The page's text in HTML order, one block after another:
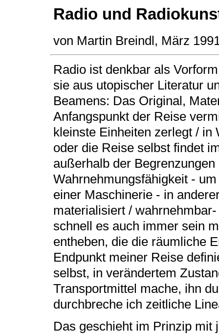
Radio und
von Martin Breindl, März
Radio ist denkbar als
sie aus utopischer Literatur
Beamens: Das Original,
Anfangspunkt der Reise
kleinste Einheiten zerlegt /
oder die Reise selbst findet
außerhalb der
Wahrnehmungsfähigkeit -
einer Maschinerie - in
materialisiert /
schnell es auch immer sein
entheben, die die räumliche
Endpunkt meiner Reise
selbst, in verändertem
Transportmittel mache, ihn
durchbreche ich zeitliche
Das geschieht im Prinzip mit